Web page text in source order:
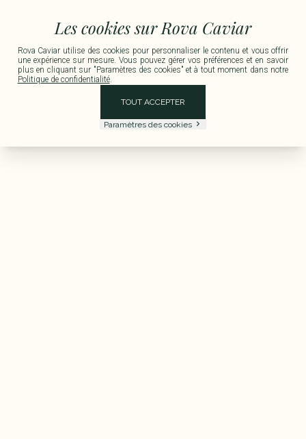
Les cookies sur Rova Caviar
Rova Caviar utilise des cookies pour personnaliser le contenu et vous offrir
une expérience sur mesure. Vous pouvez gérer vos préférences et en savoir
plus en cliquant sur "Paramètres des cookies" et à tout moment dans notre
Politique de confidentialité.
TOUT ACCEPTER
Paramètres des cookies